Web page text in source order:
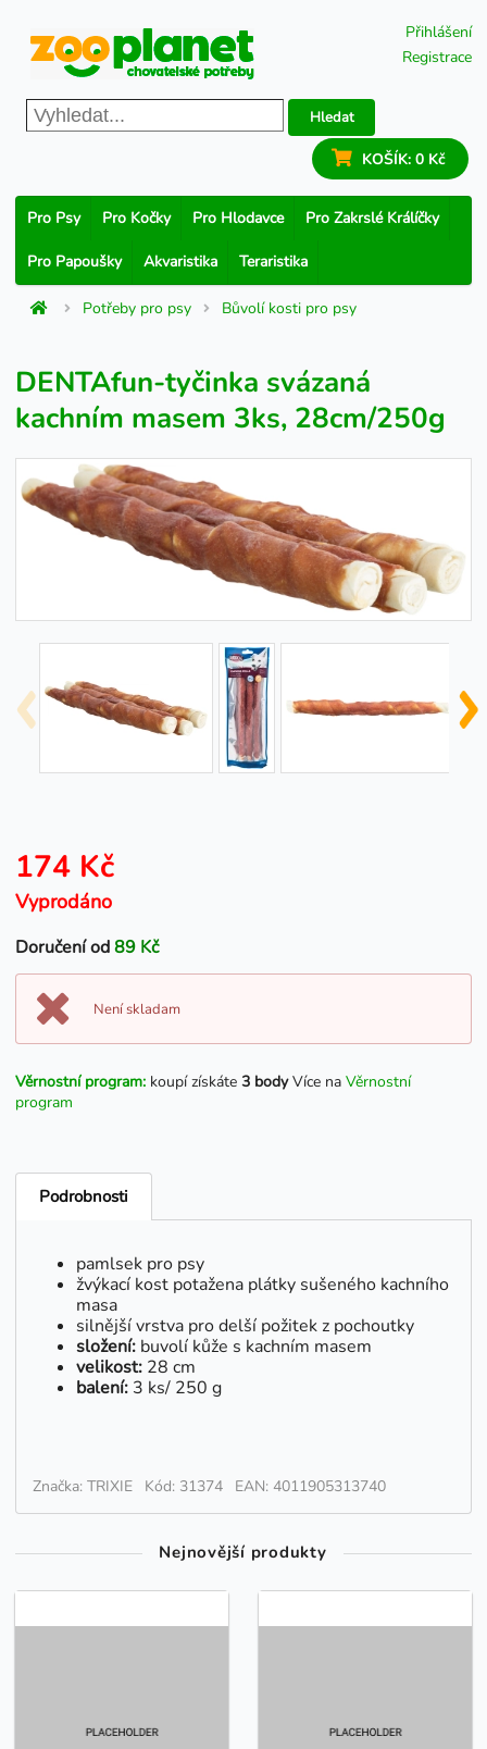
Přihlášení
Registrace
Hledat
KOŠÍK: 0 Kč
Pro Psy Pro Kočky Pro Hlodavce Pro Zakrslé Králíčky
Pro Papoušky Akvaristika Teraristika
Potřeby pro psy Bůvolí kosti pro psy
DENTAfun-tyčinka svázaná
kachním masem 3ks, 28cm/250g
174 Kč
Vyprodáno
Doručení od89 Kč
Není skladam
Věrnostní program: koupí získáte 3 bodyVíce na Věrnostní
program
Podrobnosti
pamlsek pro psy
žvýkací kost potažena plátky sušeného kachního
masa
silnější vrstva pro delší požitek z pochoutky
složení: buvolí kůže s kachním masem
velikost: 28 cm
balení: 3 ks/ 250 g
Značka: TRIXIE Kód: 31374 EAN: 4011905313740
Nejnovější produkty